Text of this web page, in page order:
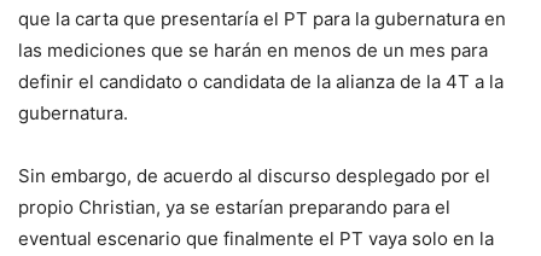
que la carta que presentaría el PT para la gubernatura en
las mediciones que se harán en menos de un mes para
definir el candidato o candidata de la alianza de la 4T a la
gubernatura.
Sin embargo, de acuerdo al discurso desplegado por el
propio Christian, ya se estarían preparando para el
eventual escenario que finalmente el PT vaya solo en la